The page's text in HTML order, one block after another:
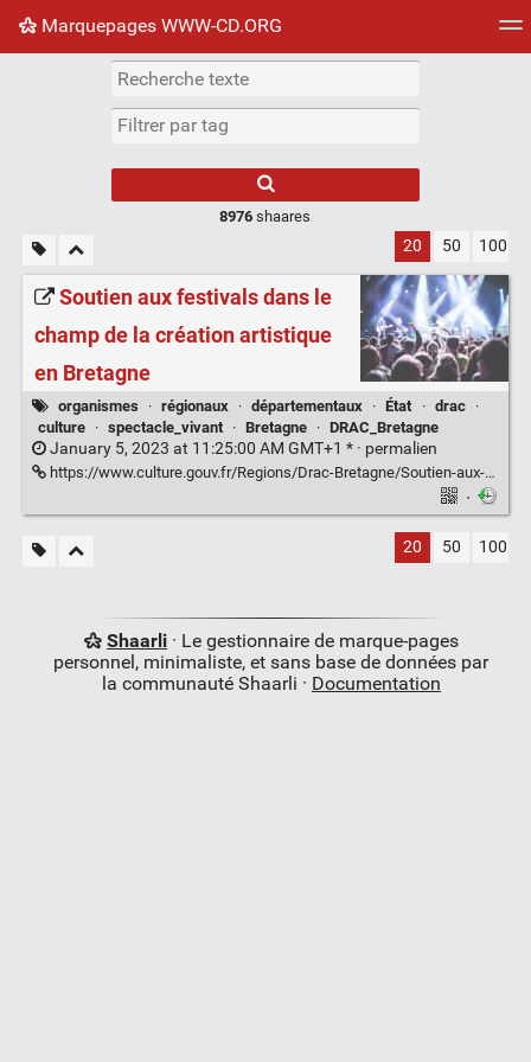
Marquepages WWW-CD.ORG
Nuage de tags Mur d'images
8976 shaares
20 50 100
Soutien aux festivals dans le
champ de la création artistique
en Bretagne
organismes · régionaux · départementaux · État · drac
·
culture
· spectacle_vivant · Bretagne · DRAC_Bretagne
January 5, 2023 at 11:25:00 AM GMT+1 * · permalien
https://www.culture.gouv.fr/Regions/Drac-Bretagne/Soutien-aux-festivals-dans-le-champ-de-la-creation-artistique-en-Bretagne
·
20 50 100
Shaarli· Le gestionnaire de marque-pages
personnel, minimaliste, et sans base de données par
la communauté Shaarli · Documentation